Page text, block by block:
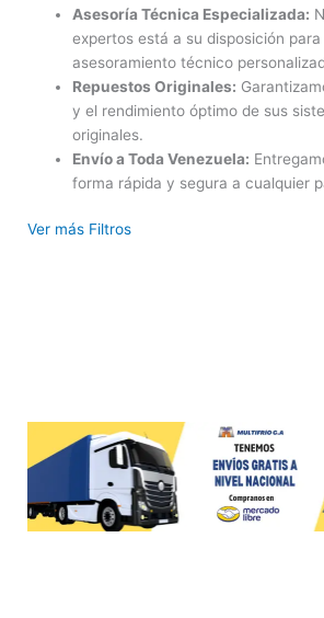
Asesoría Técnica Especializada:
expertos está a su disposición para
asesoramiento técnico
Repuestos Originales:
y el rendimiento óptimo de sus
originales.
Envío a Toda Venezuela:
forma rápida y segura a cualquier
Ver más Filtros